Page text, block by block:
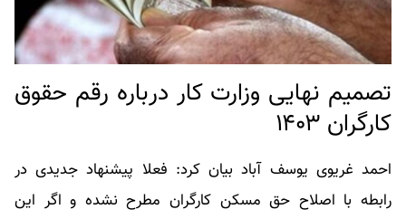
تصمیم نهایی وزارت کار درباره رقم حقوق
کارگران ۱۴۰۳
احمد غریوی یوسف آباد بیان کرد: فعلا پیشنهاد جدیدی در
رابطه با اصلاح حق مسکن کارگران مطرح نشده و اگر این